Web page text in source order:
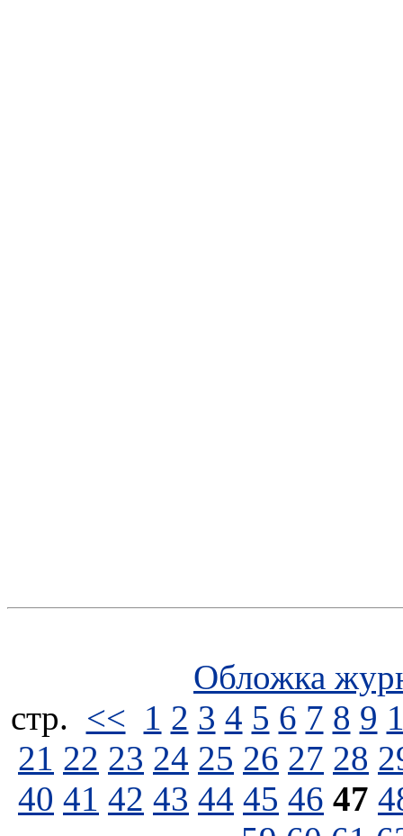
Обложка
стp. << 1 2 3 4 5 6 7 8 9
21 22 23 24 25 26 27 28
40 41 42 43 44 45 46 47